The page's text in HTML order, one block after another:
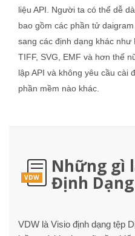
liệu API. Người ta có thể dễ
bao gồm các phần tử
sang các định dạng khác như
TIFF, SVG, EMF và hơn thế
lập API và không yêu cầu cài
phần mềm nào khác.
VDW
Những gì
Định Dạng
VDW là Visio định dạng tệp